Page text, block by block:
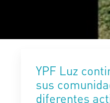
YPF Luz
sus
diferentes